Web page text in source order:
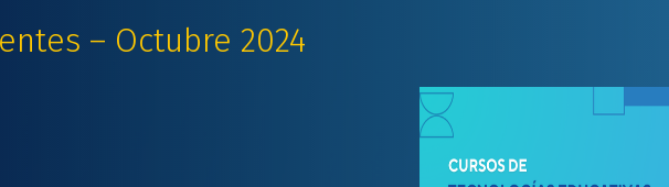
– Octubre 2024